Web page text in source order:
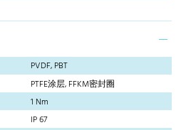
PVDF, PBT
PTFE涂层, FFKM密封圈
1 Nm
IP 67